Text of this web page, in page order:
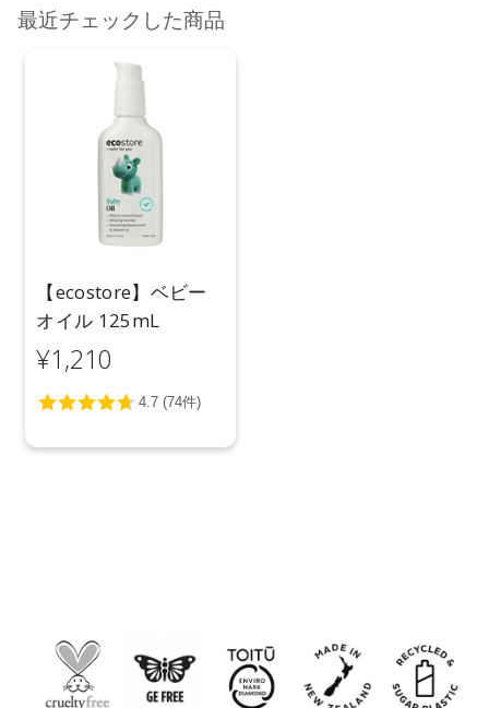
最近チェックした商品
【ecostore】ベビー
オイル 125mL
¥1,210